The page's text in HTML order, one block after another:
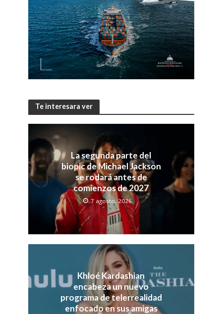
Te interesara ver
La segunda parte del
biopic de Michael Jackson
se rodará antes de
comienzos de 2027
7 agosto, 2026
Khloé Kardashian
encabeza un nuevo
programa de telerrealidad
enfocado en sus amigas